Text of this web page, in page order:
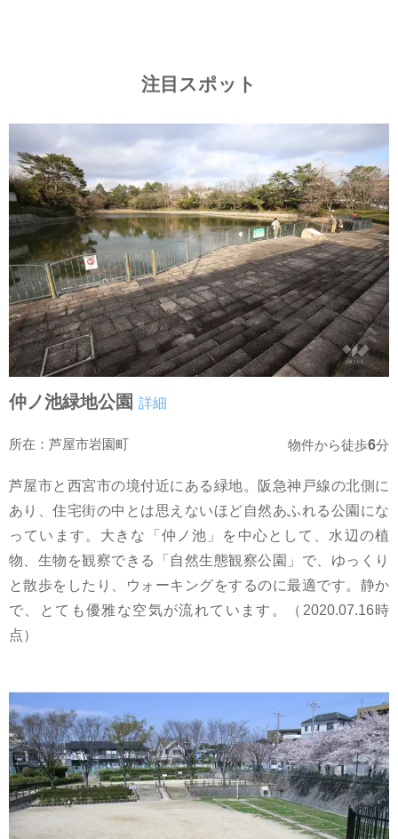
注目スポット
仲ノ池緑地公園 詳細
所在：芦屋市岩園町 物件から徒歩6分
芦屋市と西宮市の境付近にある緑地。阪急神戸線の北側に
あり、住宅街の中とは思えないほど自然あふれる公園にな
っています。大きな「仲ノ池」を中心として、水辺の植
物、生物を観察できる「自然生態観察公園」で、ゆっくり
と散歩をしたり、ウォーキングをするのに最適です。静か
で、とても優雅な空気が流れています。（2020.07.16時
点）